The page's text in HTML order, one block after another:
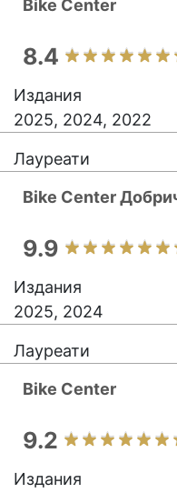
Bike Center
8.4
Издания
2025, 2024, 2022
Лауреати
Bike Center
9.9
Издания
2025, 2024
Лауреати
Bike Center
9.2
Издания